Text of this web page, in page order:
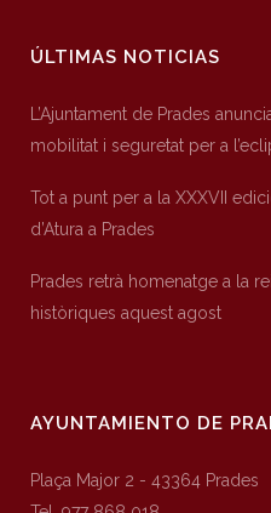
ÚLTIMAS NOTICIAS
L’Ajuntament de Prades
mobilitat i seguretat per a
Tot a punt per a la XXXVII
d’Atura a Prades
Prades retrà homenatge a la
històriques aquest agost
AYUNTAMIENTO DE
Plaça Major 2 - 43364 Prades